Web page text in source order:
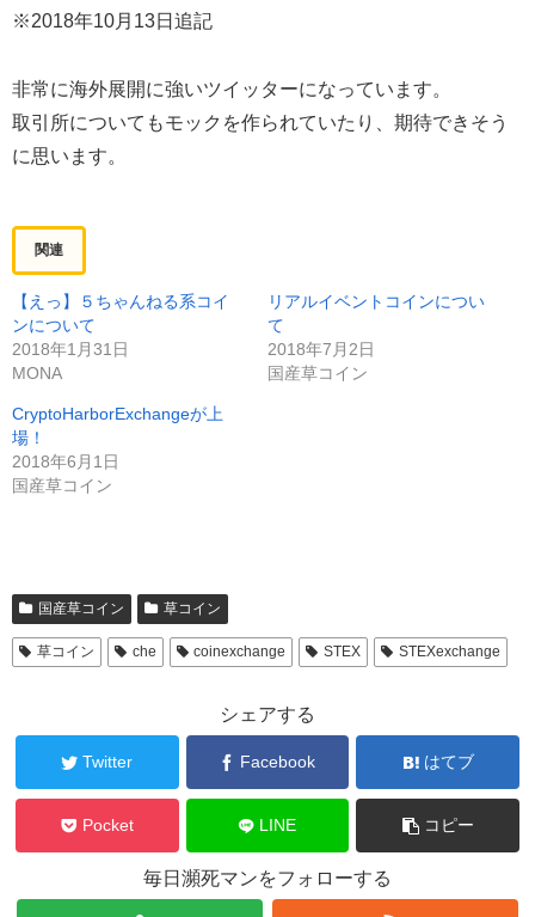
※2018年10月13日追記
非常に海外展開に強いツイッターになっています。
取引所についてもモックを作られていたり、期待できそう
に思います。
関連
【えっ】５ちゃんねる系コイ
ンについて
2018年1月31日
MONA
リアルイベントコインについ
て
2018年7月2日
国産草コイン
CryptoHarborExchangeが上
場！
2018年6月1日
国産草コイン
国産草コイン 草コイン
草コイン che coinexchange STEX STEXexchange
シェアする
Twitter Facebook はてブ
Pocket LINE コピー
毎日瀕死マンをフォローする